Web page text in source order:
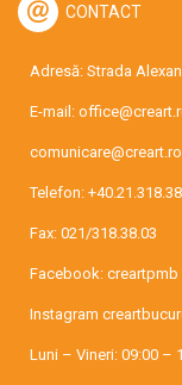
CONTACT
Adresă: Strada
E-mail:
comunicare@creart.ro
Telefon:
Fax: 021/318.38.03
Facebook: creartpmb
Instagram
Luni – Vineri: 09:00 –